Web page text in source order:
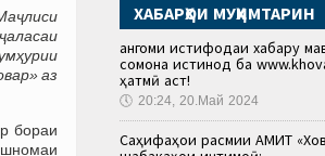
аз
бораи
ХАБАРҲОИ МУҲИМТАРИН
Ҳангоми истифодаи хабару
сомона истинод ба
ҳатмӣ аст!
🕔 20:24, 20.Май 2024
Саҳифаҳои расмии АМИТ